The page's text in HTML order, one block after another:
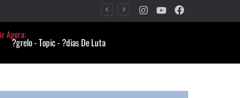
YouTube
Instagram